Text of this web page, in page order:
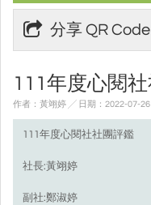
分享 QR Code
111年度心閱
作者：黃翊婷 ╱ 日期：2022-07-
111年度心閱社社團評鑑
社長:黃翊婷
副社:鄭淑婷